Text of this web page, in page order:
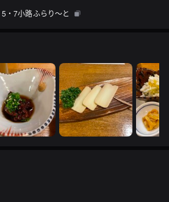
・7小路ふらり～と